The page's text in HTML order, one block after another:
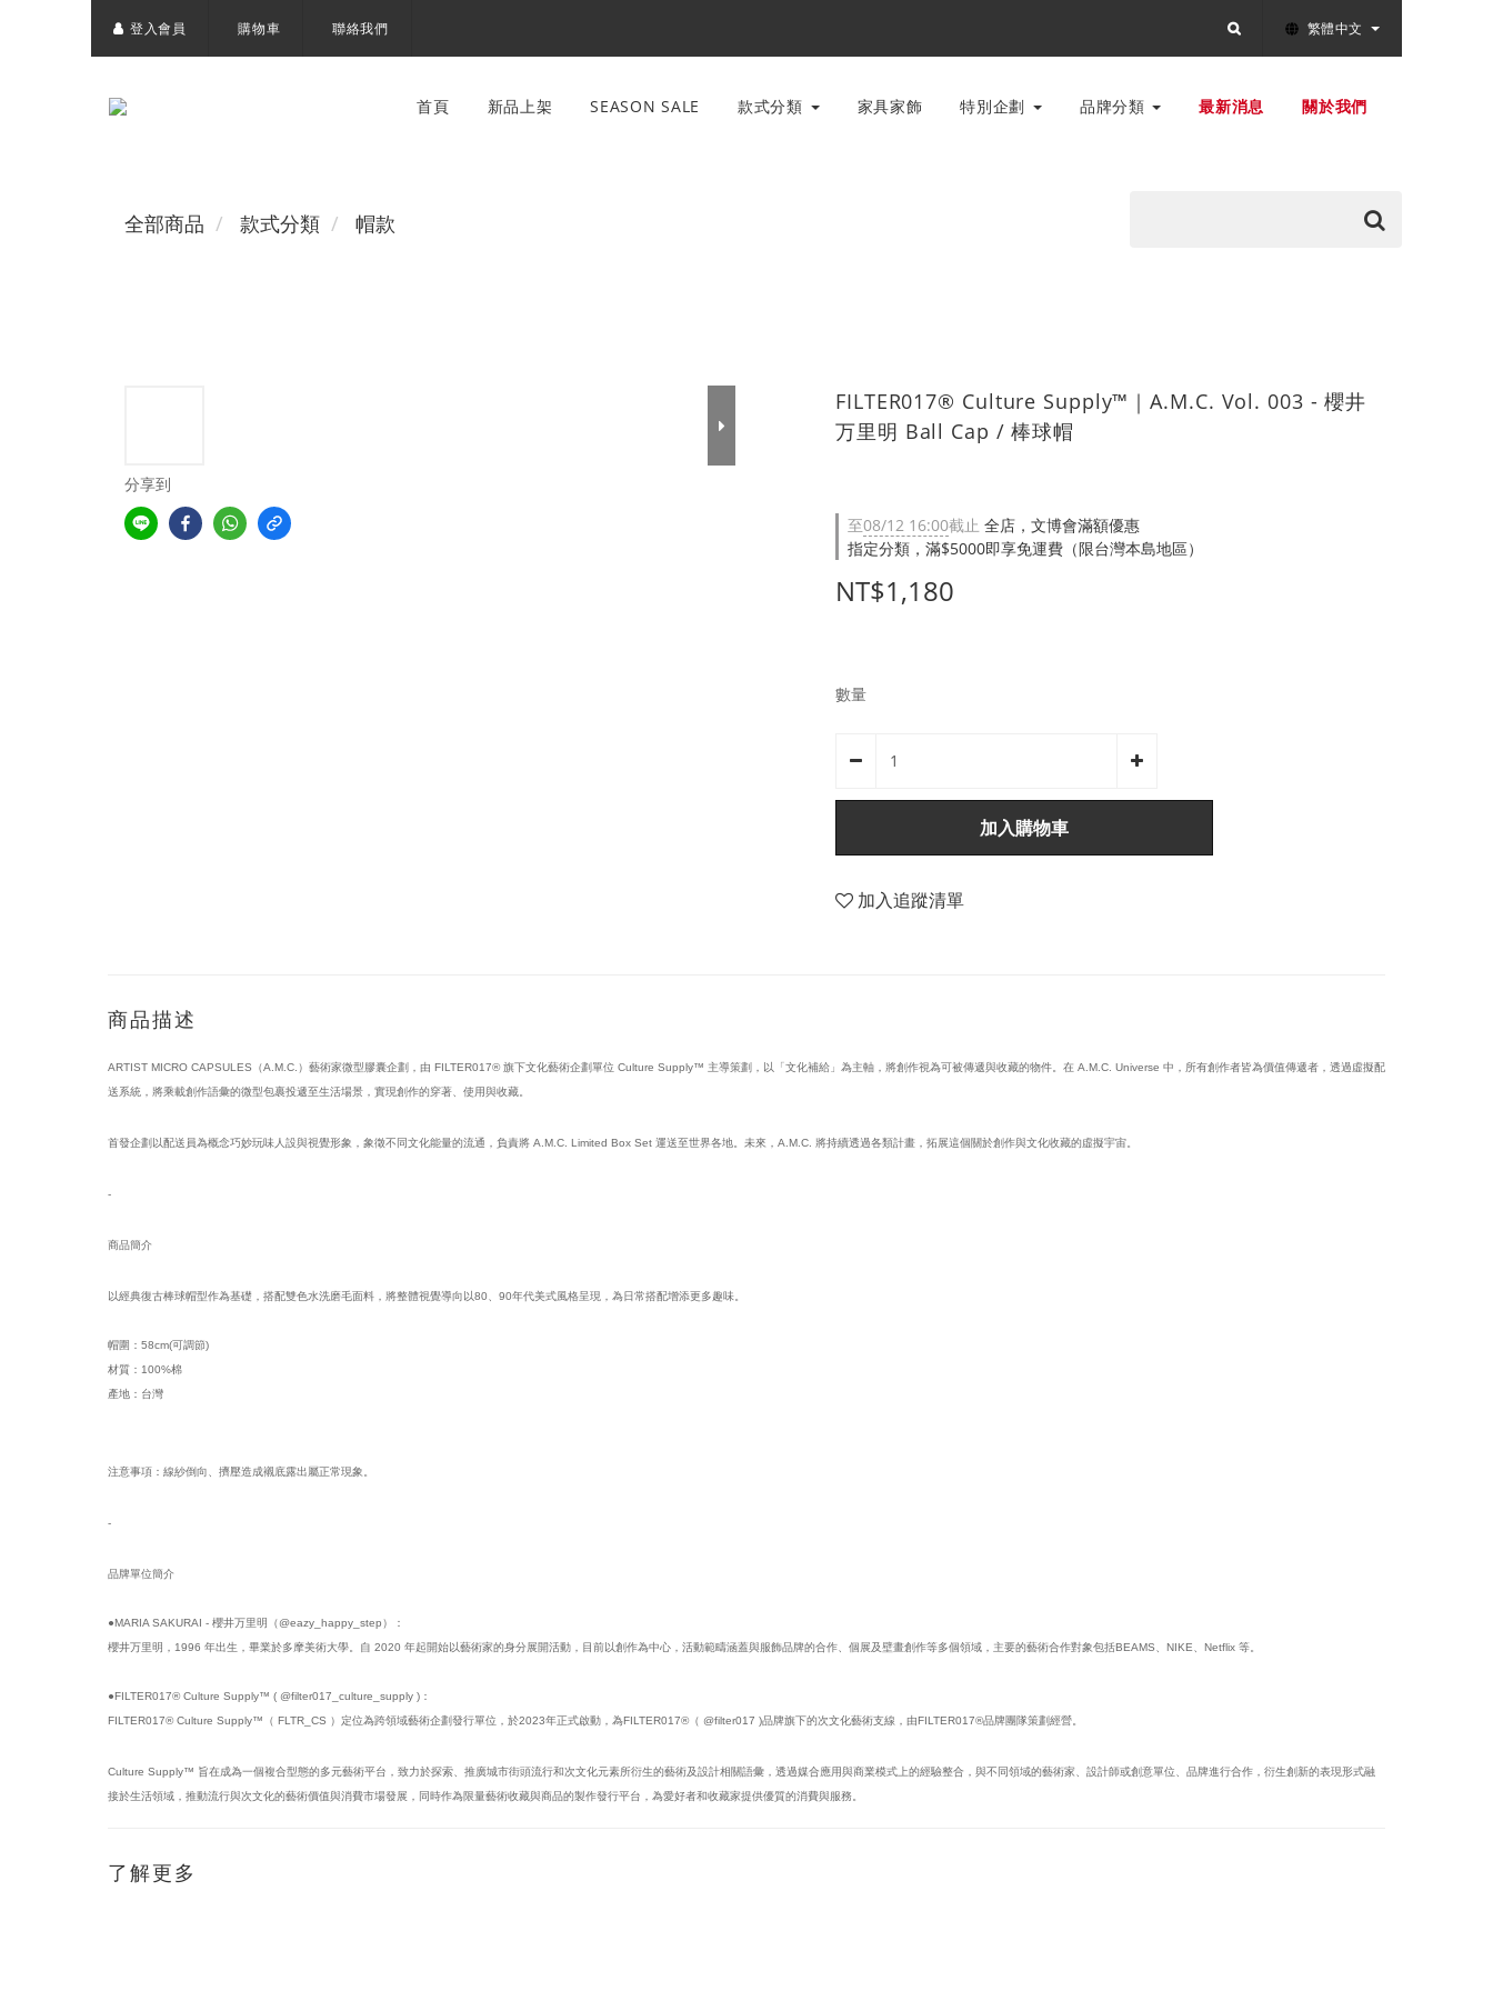
登入會員 購物車 聯絡我們 繁體中文
首頁 新品上架 SEASON SALE 款式分類 家具家飾 特別企劃 品牌分類 最新消息 關於我們
全部商品 款式分類 帽款
分享到
FILTER017® Culture Supply™｜A.M.C. Vol. 003 - 櫻井
万里明 Ball Cap / 棒球帽
至08/12 16:00截止 全店，文博會滿額優惠
指定分類，滿$5000即享免運費（限台灣本島地區）
NT$1,180
數量
加入購物車
加入追蹤清單
商品描述
ARTIST MICRO CAPSULES（A.M.C.）藝術家微型膠囊企劃，由 FILTER017® 旗下文化藝術企劃單位 Culture Supply™ 主導策劃，以「文化補給」為主軸，將創作視為可被傳遞與收藏的物件。在 A.M.C. Universe 中，所有創作者皆為價值傳遞者，透過虛擬配
送系統，將乘載創作語彙的微型包裹投遞至生活場景，實現創作的穿著、使用與收藏。
首發企劃以配送員為概念巧妙玩味人設與視覺形象，象徵不同文化能量的流通，負責將 A.M.C. Limited Box Set 運送至世界各地。未來，A.M.C. 將持續透過各類計畫，拓展這個關於創作與文化收藏的虛擬宇宙。
-
商品簡介
以經典復古棒球帽型作為基礎，搭配雙色水洗磨毛面料，將整體視覺導向以80、90年代美式風格呈現，為日常搭配增添更多趣味。
帽圍：58cm(可調節)
材質：100%棉
產地：台灣
注意事項：線紗倒向、擠壓造成襯底露出屬正常現象。
-
品牌單位簡介
●MARIA SAKURAI - 櫻井万里明（@eazy_happy_step）：
櫻井万里明，1996 年出生，畢業於多摩美術大學。自 2020 年起開始以藝術家的身分展開活動，目前以創作為中心，活動範疇涵蓋與服飾品牌的合作、個展及壁畫創作等多個領域，主要的藝術合作對象包括BEAMS、NIKE、Netflix 等。
●FILTER017® Culture Supply™ ( @filter017_culture_supply )：
FILTER017® Culture Supply™（ FLTR_CS ）定位為跨領域藝術企劃發行單位，於2023年正式啟動，為FILTER017®（ @filter017 )品牌旗下的次文化藝術支線，由FILTER017®品牌團隊策劃經營。
Culture Supply™ 旨在成為一個複合型態的多元藝術平台，致力於探索、推廣城市街頭流行和次文化元素所衍生的藝術及設計相關語彙，透過媒合應用與商業模式上的經驗整合，與不同領域的藝術家、設計師或創意單位、品牌進行合作，衍生創新的表現形式融
接於生活領域，推動流行與次文化的藝術價值與消費市場發展，同時作為限量藝術收藏與商品的製作發行平台，為愛好者和收藏家提供優質的消費與服務。
了解更多